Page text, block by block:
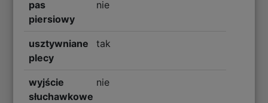
pas
piersiowy
nie
usztywniane
plecy
tak
wyjście
słuchawkowe
nie